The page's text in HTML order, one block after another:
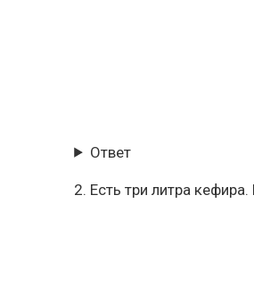
Ответ
2. Есть три литра